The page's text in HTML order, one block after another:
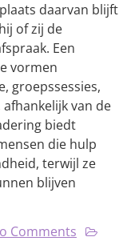
daarvan blijft
of zij de
Een
vormen
groepssessies,
van de
biedt
die hulp
terwijl ze
blijven
Comments